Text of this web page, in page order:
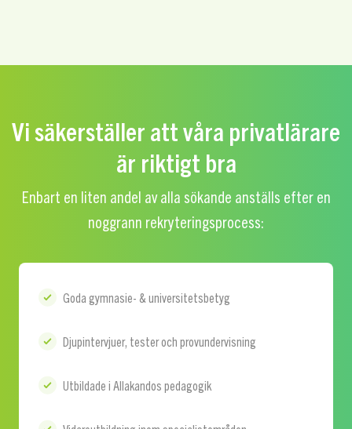
Vi säkerställer att våra privatlärare
är riktigt bra
Enbart en liten andel av alla sökande anställs efter en
noggrann rekryteringsprocess:
Goda gymnasie- & universitetsbetyg
Djupintervjuer, tester och provundervisning
Utbildade i Allakandos pedagogik